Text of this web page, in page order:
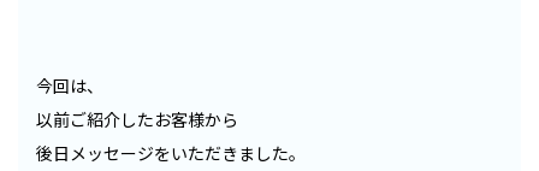
今回は、
以前ご紹介したお客様から
後日メッセージをいただきました。